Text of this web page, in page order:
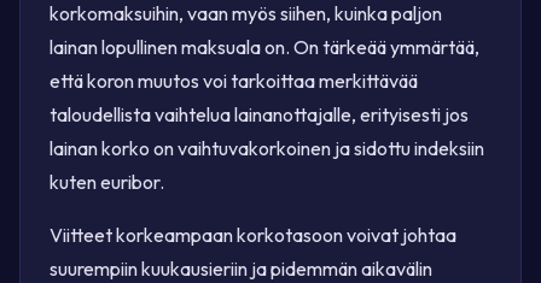
korkomaksuihin, vaan myös siihen, kuinka paljon
lainan lopullinen maksuala on. On tärkeää ymmärtää,
että koron muutos voi tarkoittaa merkittävää
taloudellista vaihtelua lainanottajalle, erityisesti jos
lainan korko on vaihtuvakorkoinen ja sidottu indeksiin
kuten euribor.
Viitteet korkeampaan korkotasoon voivat johtaa
suurempiin kuukausieriin ja pidemmän aikavälin